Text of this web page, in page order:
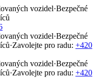
vozidel·Bezpečné
vozidel·Bezpečné
·Zavolejte pro radu: +420
vozidel·Bezpečné
·Zavolejte pro radu: +420